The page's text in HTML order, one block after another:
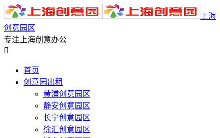
上海
创意园区
专注上海创意办公

首页
创意园出租
黄浦创意园区
静安创意园区
长宁创意园区
徐汇创意园区